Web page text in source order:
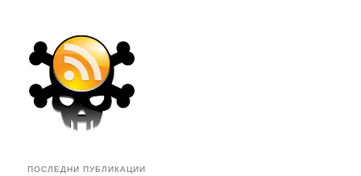
ПОСЛЕДНИ ПУБЛИКАЦИИ